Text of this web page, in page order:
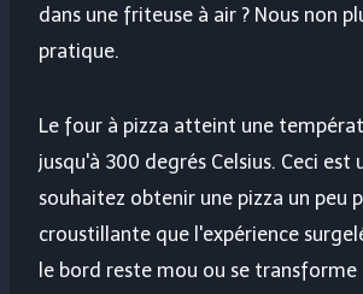
dans une friteuse à air ? Nous non
pratique.
Le four à pizza atteint une
jusqu'à 300 degrés Celsius. Ceci est
souhaitez obtenir une pizza un peu
croustillante que l'expérience
le bord reste mou ou se transforme